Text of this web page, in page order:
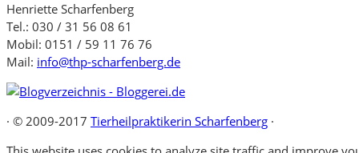
Henriette Scharfenberg
Tel.: 030 / 31 56 08 61
Mobil: 0151 / 59 11 76 76
Mail: info@thp-scharfenberg.de
· © 2009-2017 Tierheilpraktikerin Scharfenberg ·